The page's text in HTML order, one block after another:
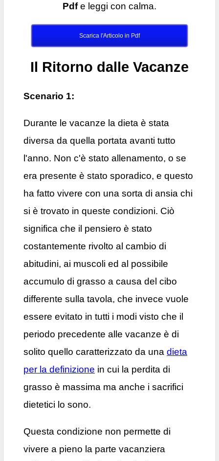
Pdfe leggi con calma.
Scarica l'Articolo in Pdf
Il Ritorno dalle Vacanze
Scenario 1:
Durante le vacanze la dieta è stata
diversa da quella portata avanti tutto
l'anno. Non c'è stato allenamento, o se
era presente è stato sporadico, e questo
ha fatto vivere con una sorta di ansia chi
si è trovato in queste condizioni. Ciò
significa che il pensiero è stato
costantemente rivolto al cambio di
abitudini, ai muscoli ed al possibile
accumulo di grasso a causa del cibo
differente sulla tavola, che invece vuole
essere evitato in tutti i modi visto che il
periodo precedente alle vacanze è di
solito quello caratterizzato da una dieta
per la definizione in cui la perdita di
grasso è massima ma anche i sacrifici
dietetici lo sono.
Questa condizione non permette di
vivere a pieno la parte vacanziera